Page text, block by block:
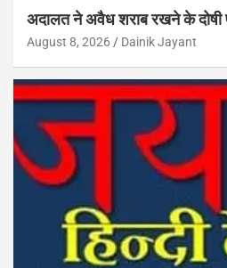
अदालत ने अवैध शराब रखने के दोषी
August 8, 2026 Dainik Jayant